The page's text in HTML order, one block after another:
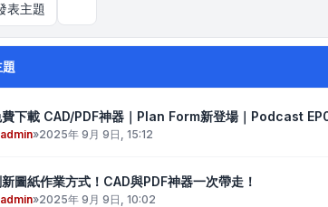
表主題
題
下載 CAD/PDF神器｜Plan Form新登場｜Podcast
admin»2025年 9月 9日, 15:12
圖紙作業方式！CAD與PDF神器一次帶走！
admin»2025年 9月 9日, 10:02